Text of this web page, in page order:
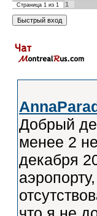
Страница 1из 1 1